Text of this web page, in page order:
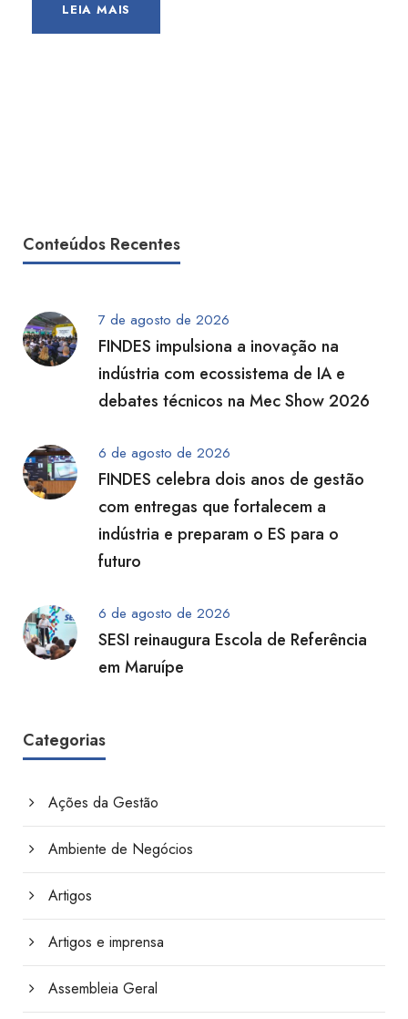
LEIA MAIS
Conteúdos Recentes
7 de agosto de 2026
FINDES impulsiona a inovação na
indústria com ecossistema de IA e
debates técnicos na Mec Show 2026
6 de agosto de 2026
FINDES celebra dois anos de gestão
com entregas que fortalecem a
indústria e preparam o ES para o
futuro
6 de agosto de 2026
SESI reinaugura Escola de Referência
em Maruípe
Categorias
Ações da Gestão
Ambiente de Negócios
Artigos
Artigos e imprensa
Assembleia Geral